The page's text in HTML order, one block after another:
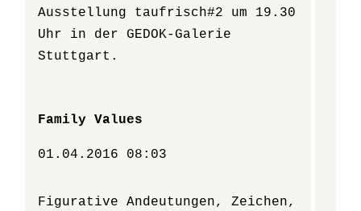
Ausstellung taufrisch#2 um 19.30
Uhr in der GEDOK-Galerie
Stuttgart.
Family Values
01.04.2016 08:03
Figurative Andeutungen, Zeichen,